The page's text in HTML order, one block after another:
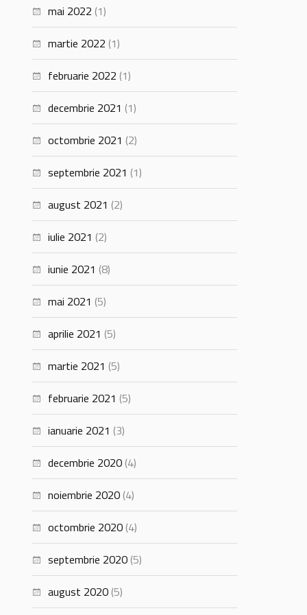
mai 2022 (1)
martie 2022 (1)
februarie 2022 (1)
decembrie 2021 (1)
octombrie 2021 (2)
septembrie 2021 (1)
august 2021 (2)
iulie 2021 (2)
iunie 2021 (8)
mai 2021 (5)
aprilie 2021 (5)
martie 2021 (5)
februarie 2021 (5)
ianuarie 2021 (3)
decembrie 2020 (4)
noiembrie 2020 (4)
octombrie 2020 (4)
septembrie 2020 (5)
august 2020 (5)